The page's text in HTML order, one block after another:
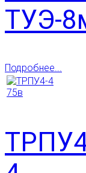
ТУЭ-
Подробнее...